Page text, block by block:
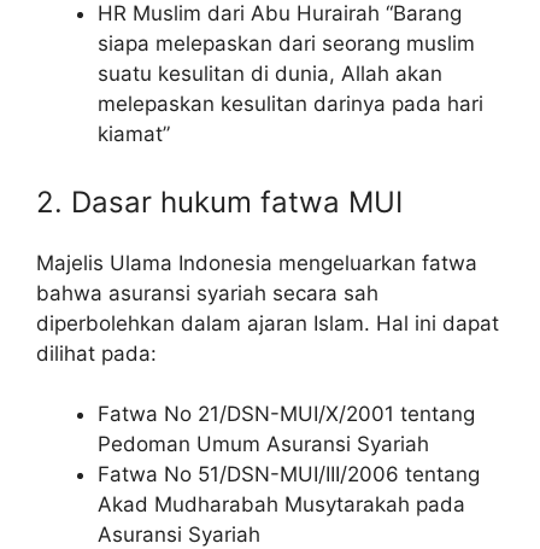
HR Muslim dari Abu Hurairah “Barang
siapa melepaskan dari seorang muslim
suatu kesulitan di dunia, Allah akan
melepaskan kesulitan darinya pada hari
kiamat”
2. Dasar hukum fatwa MUI
Majelis Ulama Indonesia mengeluarkan fatwa
bahwa asuransi syariah secara sah
diperbolehkan dalam ajaran Islam. Hal ini dapat
dilihat pada:
Fatwa No 21/DSN-MUI/X/2001 tentang
Pedoman Umum Asuransi Syariah
Fatwa No 51/DSN-MUI/III/2006 tentang
Akad Mudharabah Musytarakah pada
Asuransi Syariah